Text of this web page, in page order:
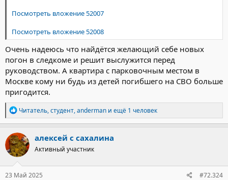
Посмотреть вложение 52007
Посмотреть вложение 52008
Очень надеюсь что найдётся желающий себе новых
погон в следкоме и решит выслужится перед
руководством. А квартира с парковочным местом в
Москве кому ни будь из детей погибшего на СВО больше
пригодится.
Р
е
а
к
ц
и
и
:
Читатель,студент,anderman и ещё 1 человек
алексей с сахалина
Активный участник
23 Май 2025 #72.324